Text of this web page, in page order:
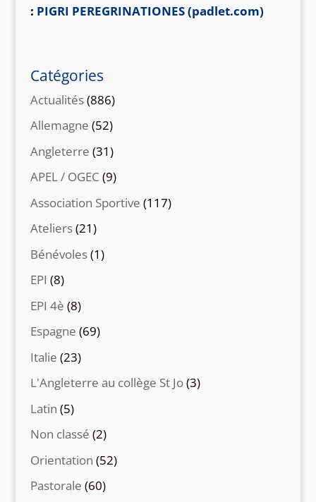
: PIGRI PEREGRINATIONES (padlet.com)
Catégories
Actualités(886)
Allemagne (52)
Angleterre (31)
APEL / OGEC (9)
Association Sportive (117)
Ateliers(21)
Bénévoles(1)
EPI (8)
EPI 4è (8)
Espagne (69)
Italie (23)
L'Angleterre au collège St Jo(3)
Latin (5)
Non classé (2)
Orientation (52)
Pastorale (60)